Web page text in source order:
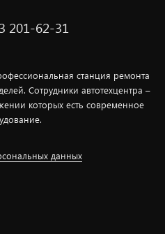
201-62-31
станция ремонта
Сотрудники автотехцентра –
которых есть современное
данных